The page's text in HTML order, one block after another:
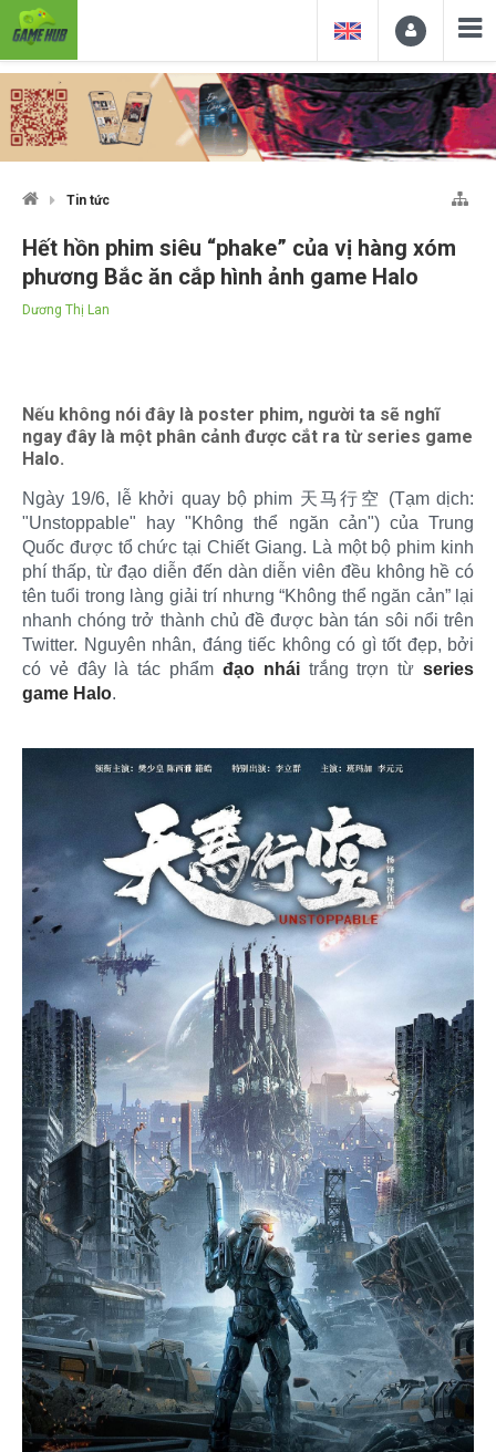
Tin tức
Hết hồn phim siêu “phake” của vị hàng xóm
phương Bắc ăn cắp hình ảnh game Halo
Dương Thị Lan
Nếu không nói đây là poster phim, người ta sẽ nghĩ
ngay đây là một phân cảnh được cắt ra từ series game
Halo.
Ngày 19/6, lễ khởi quay bộ phim 天马行空 (Tạm dịch:
"Unstoppable" hay "Không thể ngăn cản") của Trung
Quốc được tổ chức tại Chiết Giang. Là một bộ phim kinh
phí thấp, từ đạo diễn đến dàn diễn viên đều không hề có
tên tuổi trong làng giải trí nhưng “Không thể ngăn cản” lại
nhanh chóng trở thành chủ đề được bàn tán sôi nổi trên
Twitter. Nguyên nhân, đáng tiếc không có gì tốt đẹp, bởi
có vẻ đây là tác phẩm đạo nháitrắng trợn từseries
game Halo.